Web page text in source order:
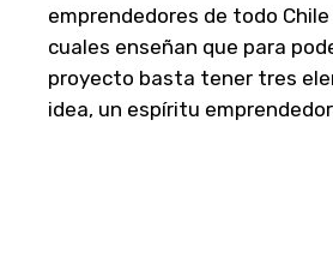
emprendedores de todo Chile
cuales enseñan que para
proyecto basta tener tres
idea, un espíritu